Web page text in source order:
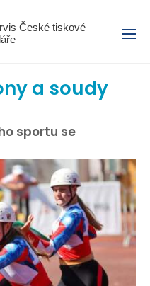
České tiskové
Menu
a soudy
sportu se